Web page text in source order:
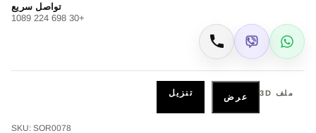
تواصل سريع
+30 698 224 1089
WhatsApp
Viber اتصال
ملف 3D عرض تنزيل
SKU: SOR0078